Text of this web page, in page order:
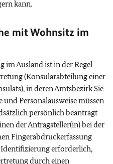
kann.
mit Wohnsitz im
im Ausland ist in der Regel
(Konsularabteilung einer
in deren Amtsbezirk Sie
und Personalausweise müssen
persönlich beantragt
der Antragsteller(in) bei der
Fingerabdruckerfassung
Identifizierung erforderlich,
durch einen